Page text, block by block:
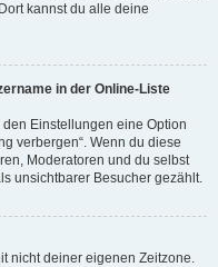
kannst du alle deine
in der Online-Liste
Einstellungen eine Option
verbergen“. Wenn du diese
Moderatoren und du selbst
unsichtbarer Besucher gezählt.
nicht deiner eigenen Zeitzone.